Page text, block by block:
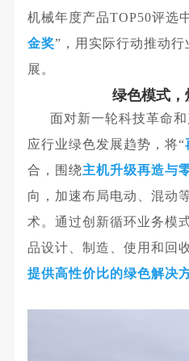
机械年度产品TOP50评选
金奖”，用实际行动推动
展。
绿色模式
面对新一轮科技革命
应行业绿色发展趋势，将“
合，围绕主机升级再造与
向， 加速布局电动、混动
术。 通过创新循环业务模式
品设计、制造、使用和回
提供高性价比的绿色解决